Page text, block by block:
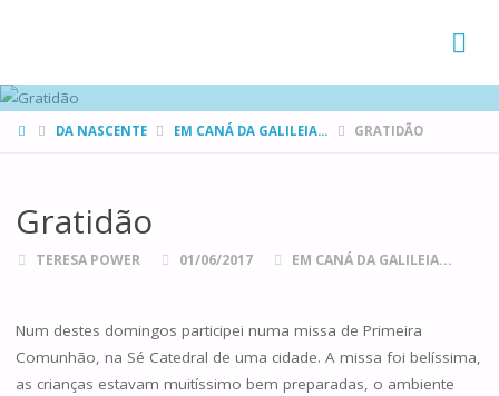
HOMEDA NASCENTE EM CANÁ DA GALILEIA... GRATIDÃO
Gratidão
TERESA POWER 01/06/2017 EM CANÁ DA GALILEIA...
Num destes domingos participei numa missa de Primeira
Comunhão, na Sé Catedral de uma cidade. A missa foi belíssima,
as crianças estavam muitíssimo bem preparadas, o ambiente